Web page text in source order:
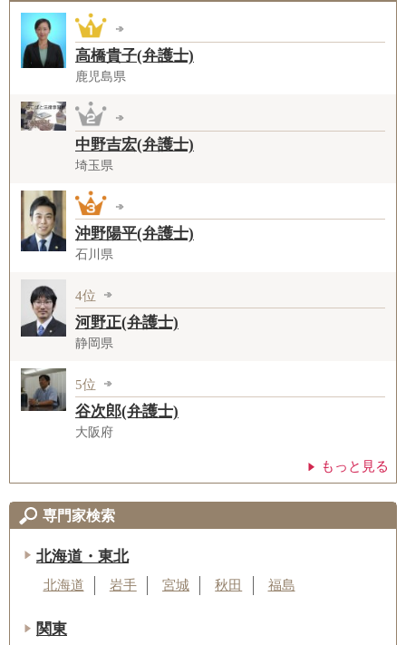
高橋貴子(弁護士)
鹿児島県
中野吉宏(弁護士)
埼玉県
沖野陽平(弁護士)
石川県
4位
河野正(弁護士)
静岡県
5位
谷次郎(弁護士)
大阪府
もっと見る
専門家検索
北海道・東北
北海道 岩手 宮城 秋田 福島
関東